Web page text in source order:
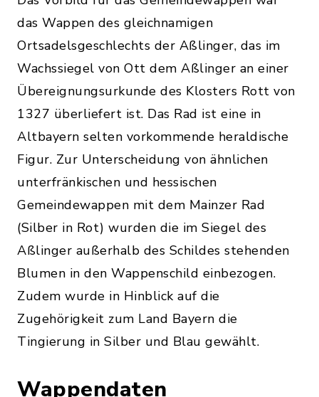
das Wappen des gleichnamigen
Ortsadelsgeschlechts der Aßlinger, das im
Wachssiegel von Ott dem Aßlinger an einer
Übereignungsurkunde des Klosters Rott von
1327 überliefert ist. Das Rad ist eine in
Altbayern selten vorkommende heraldische
Figur. Zur Unterscheidung von ähnlichen
unterfränkischen und hessischen
Gemeindewappen mit dem Mainzer Rad
(Silber in Rot) wurden die im Siegel des
Aßlinger außerhalb des Schildes stehenden
Blumen in den Wappenschild einbezogen.
Zudem wurde in Hinblick auf die
Zugehörigkeit zum Land Bayern die
Tingierung in Silber und Blau gewählt.
Wappendaten